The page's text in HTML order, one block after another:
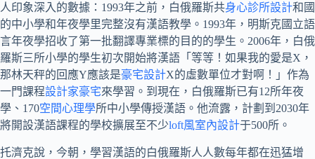
人印象深入的數據：1993年之前，白俄羅斯共身心診所設計和國
的中小學和年夜學里完整沒有漢語教學。1993年，明斯克國立語
言年夜學招收了第一批翻譯專業標的目的的學生。2006年，白俄
羅斯三所小學的學生初次開始將漢語「等等！如果我的愛是X，
那林天秤的回應Y應該是豪宅設計X的虛數單位才對啊！」作為
一門課程設計家豪宅來學習。到現在，白俄羅斯已有12所年夜
學、170空間心理學所中小學傳授漢語。他流露，計劃到2030年
將開設漢語課程的學校擴展至不少loft風室內設計于500所。
托濟克說，今朝，學習漢語的白俄羅斯人人數每年都在迅猛增